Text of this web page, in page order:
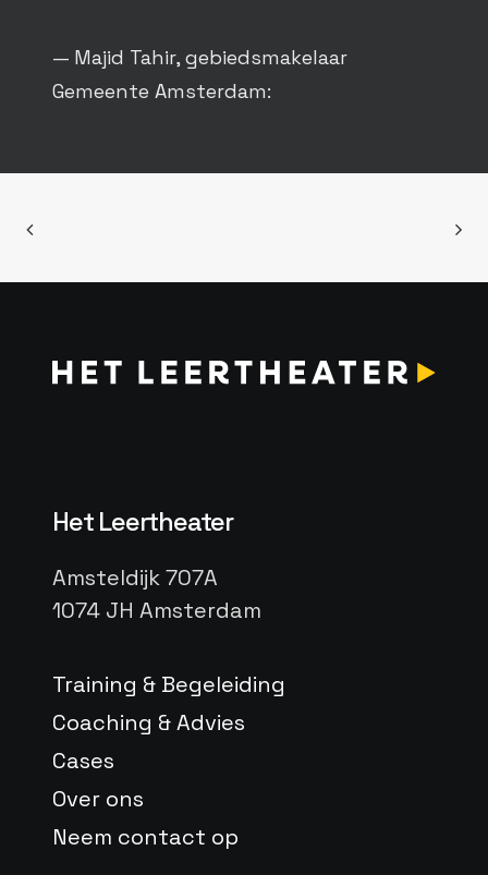
— Majid Tahir, gebiedsmakelaar
Gemeente Amsterdam:
Het Leertheater
Amsteldijk 707A
1074 JH Amsterdam
Training & Begeleiding
Coaching & Advies
Cases
Over ons
Neem contact op